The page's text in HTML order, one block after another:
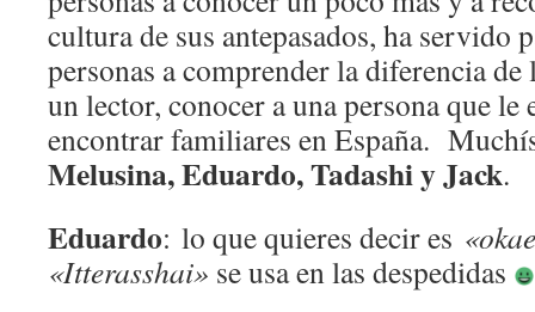
cultura de sus antepasados, ha servido
personas a comprender la diferencia
un lector, conocer a una persona que le
encontrar familiares en España.
Melusina, Eduardo, Tadashi y Jack.
Eduardo: lo que quieres decir es
«Itterasshai» se usa en las despedidas